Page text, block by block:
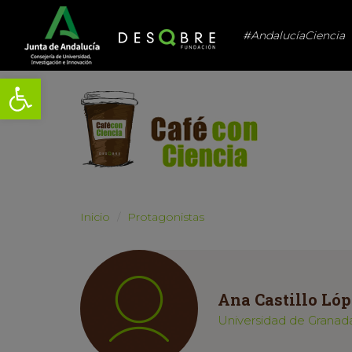
Abrir barra de herramientas
#AndalucíaCiencia
Inicio Protagonistas
Ana Castillo
Universidad de